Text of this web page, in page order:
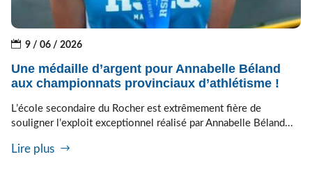
9 / 06 / 2026
Une médaille d’argent pour Annabelle Béland
aux championnats provinciaux d’athlétisme !
L’école secondaire du Rocher est extrêmement fière de
souligner l’exploit exceptionnel réalisé par Annabelle Béland...
Lire plus